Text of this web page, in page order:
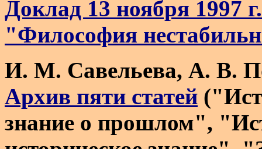
Доклад 13 ноября 1997 г.
"Философия
И. М. Савельева, А. В.
Архив пяти статей
знание о прошлом",